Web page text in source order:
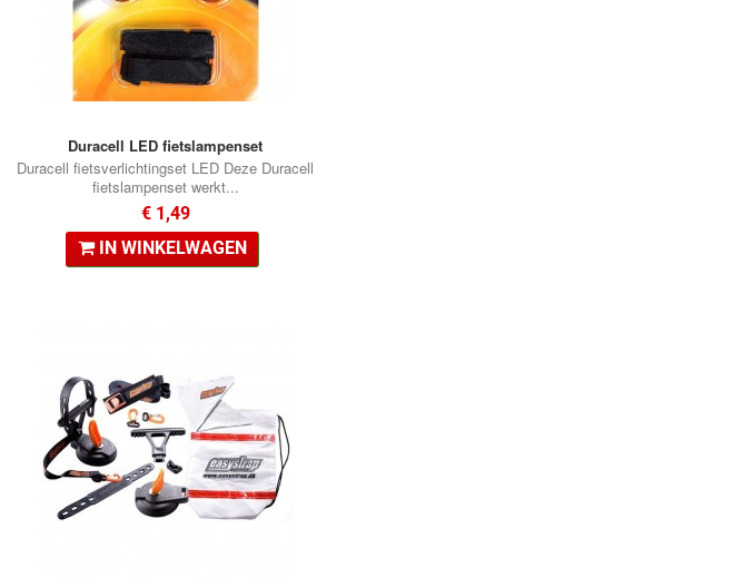
Duracell LED fietslampenset
Duracell fietsverlichtingset LED Deze Duracell
fietslampenset werkt...
€ 1,49
IN WINKELWAGEN